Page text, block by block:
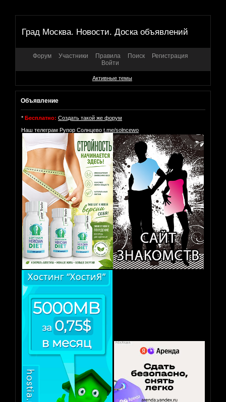
Град Москва. Новости. Доска объявлений
Форум Участники Правила Поиск
Регистрация
Войти
Активные темы
Объявление
* Бесплатно: Создать такой же форум
Наш телеграм Рупор Солнцево t.me/solncewo